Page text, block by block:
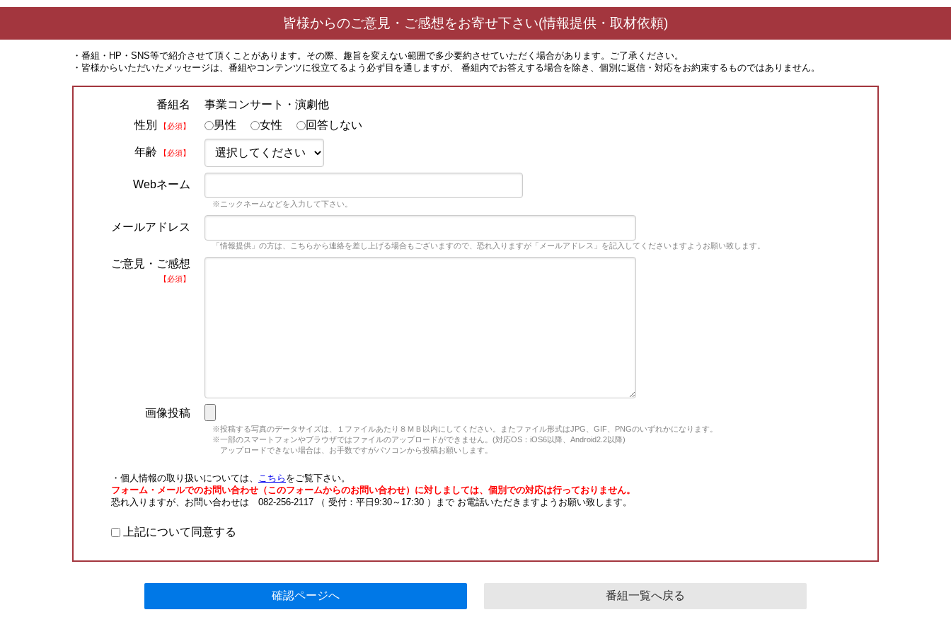
皆様からのご意見・ご感想をお寄せ下さい(情報提供・取材依頼)
・番組・HP・SNS等で紹介させて頂くことがあります。その際、趣旨を変えない範囲で多少要約させていただく場合があります。ご了承ください。
・皆様からいただいたメッセージは、番組やコンテンツに役立てるよう必ず目を通しますが、 番組内でお答えする場合を除き、個別に返信・対応をお約束するものではありません。
番組名
事業コンサート・演劇他
性別
【必須】 男性 女性 回答しない
年齢 【必須】
Webネーム
※ニックネームなどを入力して下さい。
メールアドレス
「情報提供」の方は、こちらから連絡を差し上げる場合もございますので、恐れ入りますが「メールアドレス」を記入してくださいますようお願い致します。
ご意見・ご感想
【必須】
画像投稿
※投稿する写真のデータサイズは、１ファイルあたり８ＭＢ以内にしてください。またファイル形式はJPG、GIF、PNGのいずれかになります。
※一部のスマートフォンやブラウザではファイルのアップロードができません。(対応OS：iOS6以降、Android2.2以降)
アップロードできない場合は、お手数ですがパソコンから投稿お願いします。
・個人情報の取り扱いについては、 こちら をご覧下さい。
フォーム・メールでのお問い合わせ（このフォームからのお問い合わせ）に対しましては、個別での対応は行っておりません。
恐れ入りますが、お問い合わせは 082-256-2117 （ 受付：平日9:30～17:30 ）まで お電話いただきますようお願い致します。
上記について同意する
確認ページへ 番組一覧へ戻る